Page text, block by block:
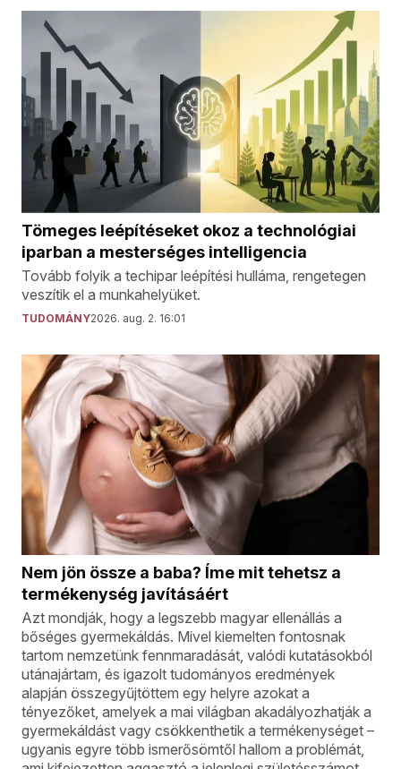
Tömeges leépítéseket okoz a technológiai
iparban a mesterséges intelligencia
Tovább folyik a techipar leépítési hulláma, rengetegen
veszítik el a munkahelyüket.
TUDOMÁNY2026. aug. 2. 16:01
Nem jön össze a baba? Íme mit tehetsz a
termékenység javításáért
Azt mondják, hogy a legszebb magyar ellenállás a
bőséges gyermekáldás. Mivel kiemelten fontosnak
tartom nemzetünk fennmaradását, valódi kutatásokból
utánajártam, és igazolt tudományos eredmények
alapján összegyűjtöttem egy helyre azokat a
tényezőket, amelyek a mai világban akadályozhatják a
gyermekáldást vagy csökkenthetik a termékenységet –
ugyanis egyre több ismerősömtől hallom a problémát,